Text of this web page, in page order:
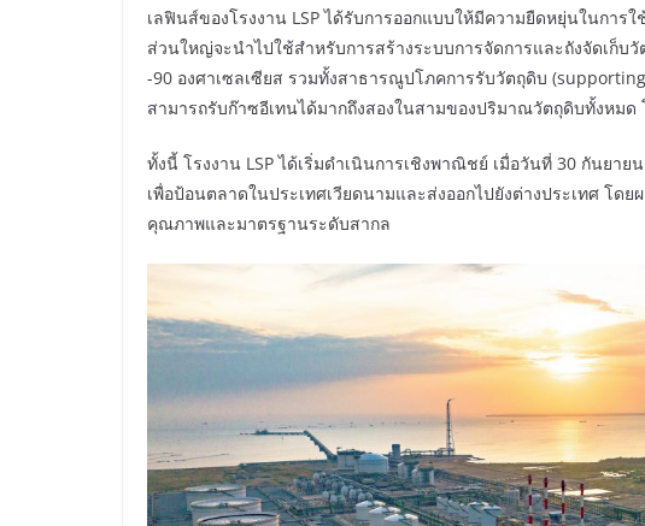
เลฟินส์ของโรงงาน LSP ได้รับการออกแบบให้มีความยืดหยุ่นในกา
ส่วนใหญ่จะนำไปใช้สำหรับการสร้างระบบการจัดการและถังจัดเก็
-90 องศาเซลเซียส รวมทั้งสาธารณูปโภคการรับวัตถุดิบ
สามารถรับก๊าซอีเทนได้มากถึงสองในสามของปริมาณวัตถุดิบทั้งหม
ทั้งนี้ โรงงาน LSP ได้เริ่มดำเนินการเชิงพาณิชย์ เมื่อวันที่ 30 กันยา
เพื่อป้อนตลาดในประเทศเวียดนามและส่งออกไปยังต่างประเทศ โด
คุณภาพและมาตรฐานระดับสากล